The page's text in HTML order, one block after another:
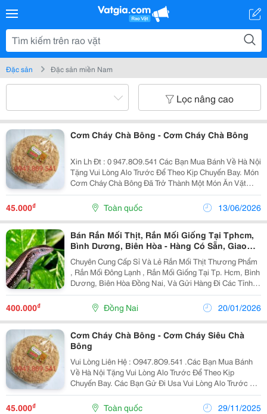
Đặc sản Đặc sản miền Nam
Lọc nâng cao
Cơm Cháy Chà Bông - Cơm Cháy Chà Bông
Xin Lh Đt : 0 947.8O9.541 Các Bạn Mua Bánh Về Hà Nội
Tặng Vui Lòng Alo Trước Để Theo Kịp Chuyến Bay. Món
Cơm Cháy Chà Bông Đã Trở Thành Một Món Ăn Vặt
Không Thể Thiếu Của Chị Em. Các Bạn Gử Đi Usa Vui
Lòng Alo Trước Để Nhận Làm Đúng Theo Yêu Cầu ....
45.000₫ Toàn quốc 13/06/2026
Bán Rắn Mối Thịt, Rắn Mối Giống Tại Tphcm,
Bình Dương, Biên Hòa - Hàng Có Sẵn, Giao
Tận Nơi
Chuyên Cung Cấp Sỉ Và Lẻ Rắn Mối Thịt Thương Phẩm
, Rắn Mối Đông Lạnh , Rắn Mối Giống Tại Tp. Hcm, Bình
Dương, Biên Hòa Đồng Nai, Và Gửi Hàng Đi Các Tỉnh.
Bán Rắn Mối Thương Phẩm Cho Nhà Hàng, Quán Ăn.
Đặc Biệt Có Rắn Mối Đông Lạnh Làm Mới Mỗi...
400.000₫ Đồng Nai 20/01/2026
Cơm Cháy Chà Bông - Cơm Cháy Siêu Chà
Bông
Vui Lòng Liên Hệ : O947.8O9.541 .Các Bạn Mua Bánh
Về Hà Nội Tặng Vui Lòng Alo Trước Để Theo Kịp
Chuyến Bay. Các Bạn Gử Đi Usa Vui Lòng Alo Trước Để
Nhận Làm Đúng Theo Yêu Cầu . Xin Chào Cả Nhà. Tình
Hình Là Nhà Mình Có Cơ Sở Làm Cơm - Chà Bông...
45.000₫ Toàn quốc 29/11/2025